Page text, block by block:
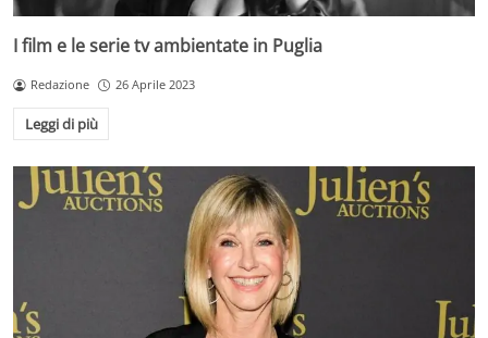
I film e le serie tv ambientate in Puglia
Redazione 26 Aprile 2023
Leggi di più